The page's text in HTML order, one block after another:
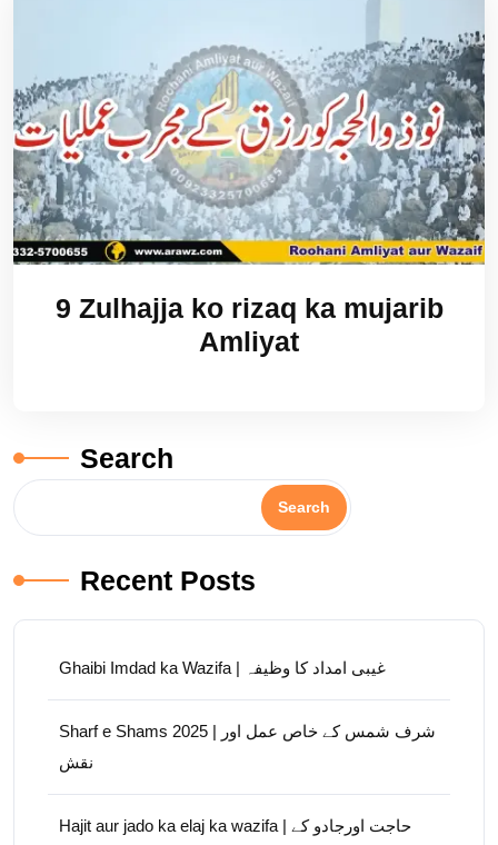
9 Zulhajja ko rizaq ka mujarib
Amliyat
Search
Search
Recent Posts
Ghaibi Imdad ka Wazifa | غیبی امداد کا وظیفہ
Sharf e Shams 2025 | شرف شمس کے خاص عمل اور
نقش
Hajit aur jado ka elaj ka wazifa | حاجت اورجادو کے